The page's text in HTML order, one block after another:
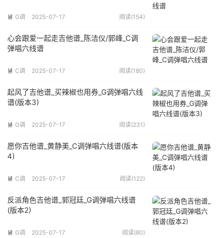
 G调 2025-07-17 阅读(154)
心会跟爱一起走吉他谱_陈洁仪/郭峰_C调
弹唱六线谱
 C调 2025-07-17 阅读(180)
起风了吉他谱_买辣椒也用券_G调弹唱六线
谱(版本3)
 G调 2025-07-17 阅读(231)
愿你吉他谱_黄静美_C调弹唱六线谱(版本
4)
 C调 2025-07-17 阅读(122)
反派角色吉他谱_郭冠廷_G调弹唱六线谱
(版本2)
 G调 2025-07-17 阅读(80)